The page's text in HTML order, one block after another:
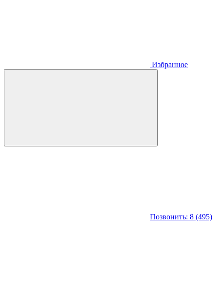
Избранное
Позвонить: 8 (495)